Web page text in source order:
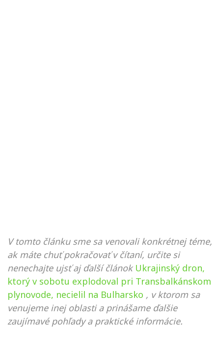
V tomto článku sme sa venovali konkrétnej téme,
ak máte chuť pokračovať v čítaní, určite si
nenechajte ujsť aj ďalší článok Ukrajinský dron,
ktorý v sobotu explodoval pri Transbalkánskom
plynovode, necielil na Bulharsko , v ktorom sa
venujeme inej oblasti a prinášame ďalšie
zaujímavé pohľady a praktické informácie.